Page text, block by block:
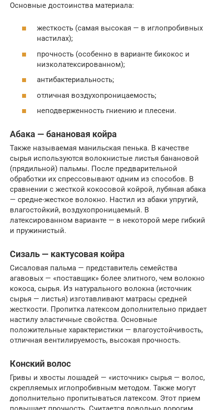
Основные достоинства материала:
жесткость (самая высокая — в иглопробивных
настилах);
прочность (особенно в варианте бикокос и
низколатексированном);
антибактериальность;
отличная воздухопроницаемость;
неподверженность гниению и плесени.
Абака — банановая койра
Также называемая манильская пенька. В качестве
сырья используются волокнистые листья банановой
(прядильной) пальмы. После предварительной
обработки их спрессовывают одним из способов. В
сравнении с жесткой кокосовой койрой, лубяная абака
— средне-жесткое волокно. Настил из абаки упругий,
влагостойкий, воздухопроницаемый. В
латексированном варианте — в некоторой мере гибкий
и пружинистый.
Сизаль — кактусовая койра
Сисаловая пальма — представитель семейства
агавовых — «поставщик» более элитного, чем волокно
кокоса, сырья. Из натурального волокна (источник
сырья — листья) изготавливают матрасы средней
жесткости. Пропитка латексом дополнительно придает
настилу эластичные свойства. Основные
положительные характеристики — влагоустойчивость,
отличная вентилируемость, высокая прочность.
Конский волос
Гривы и хвосты лошадей — «источник» сырья — волос,
скрепляемых иглопробивным методом. Также могут
дополнительно пропитываться латексом. Этот прием